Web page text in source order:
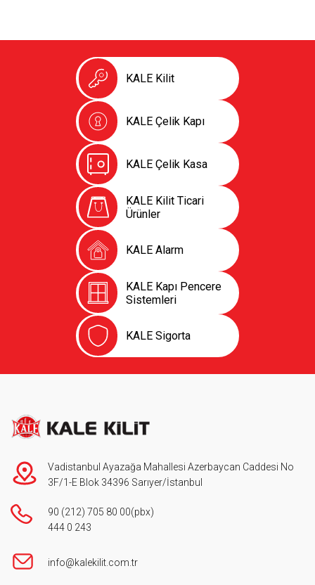
KALE Kilit
KALE Çelik Kapı
KALE Çelik Kasa
KALE Kilit Ticari
Ürünler
KALE Alarm
KALE Kapı Pencere
Sistemleri
KALE Sigorta
Vadistanbul Ayazağa Mahallesi Azerbaycan Caddesi No
3F/1-E Blok 34396 Sarıyer/İstanbul
90 (212) 705 80 00(pbx)
444 0 243
info@kalekilit.com.tr